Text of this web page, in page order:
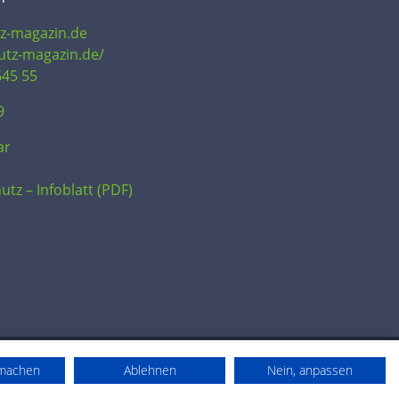
magazin.de
magazin.de/
55
– Infoblatt (PDF)
Ablehnen Nein, anpassen